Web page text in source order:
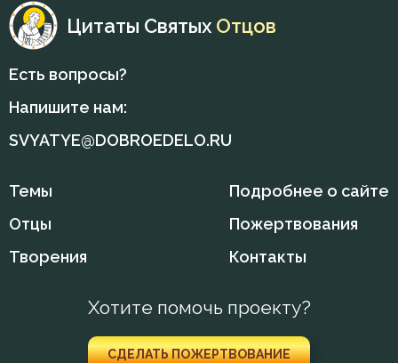
Цитаты Святых Отцов
Есть вопросы?
Напишите нам:
SVYATYE@DOBROEDELO.RU
Темы
Отцы
Творения
Подробнее о сайте
Пожертвования
Контакты
Хотите помочь проекту?
СДЕЛАТЬ ПОЖЕРТВОВАНИЕ